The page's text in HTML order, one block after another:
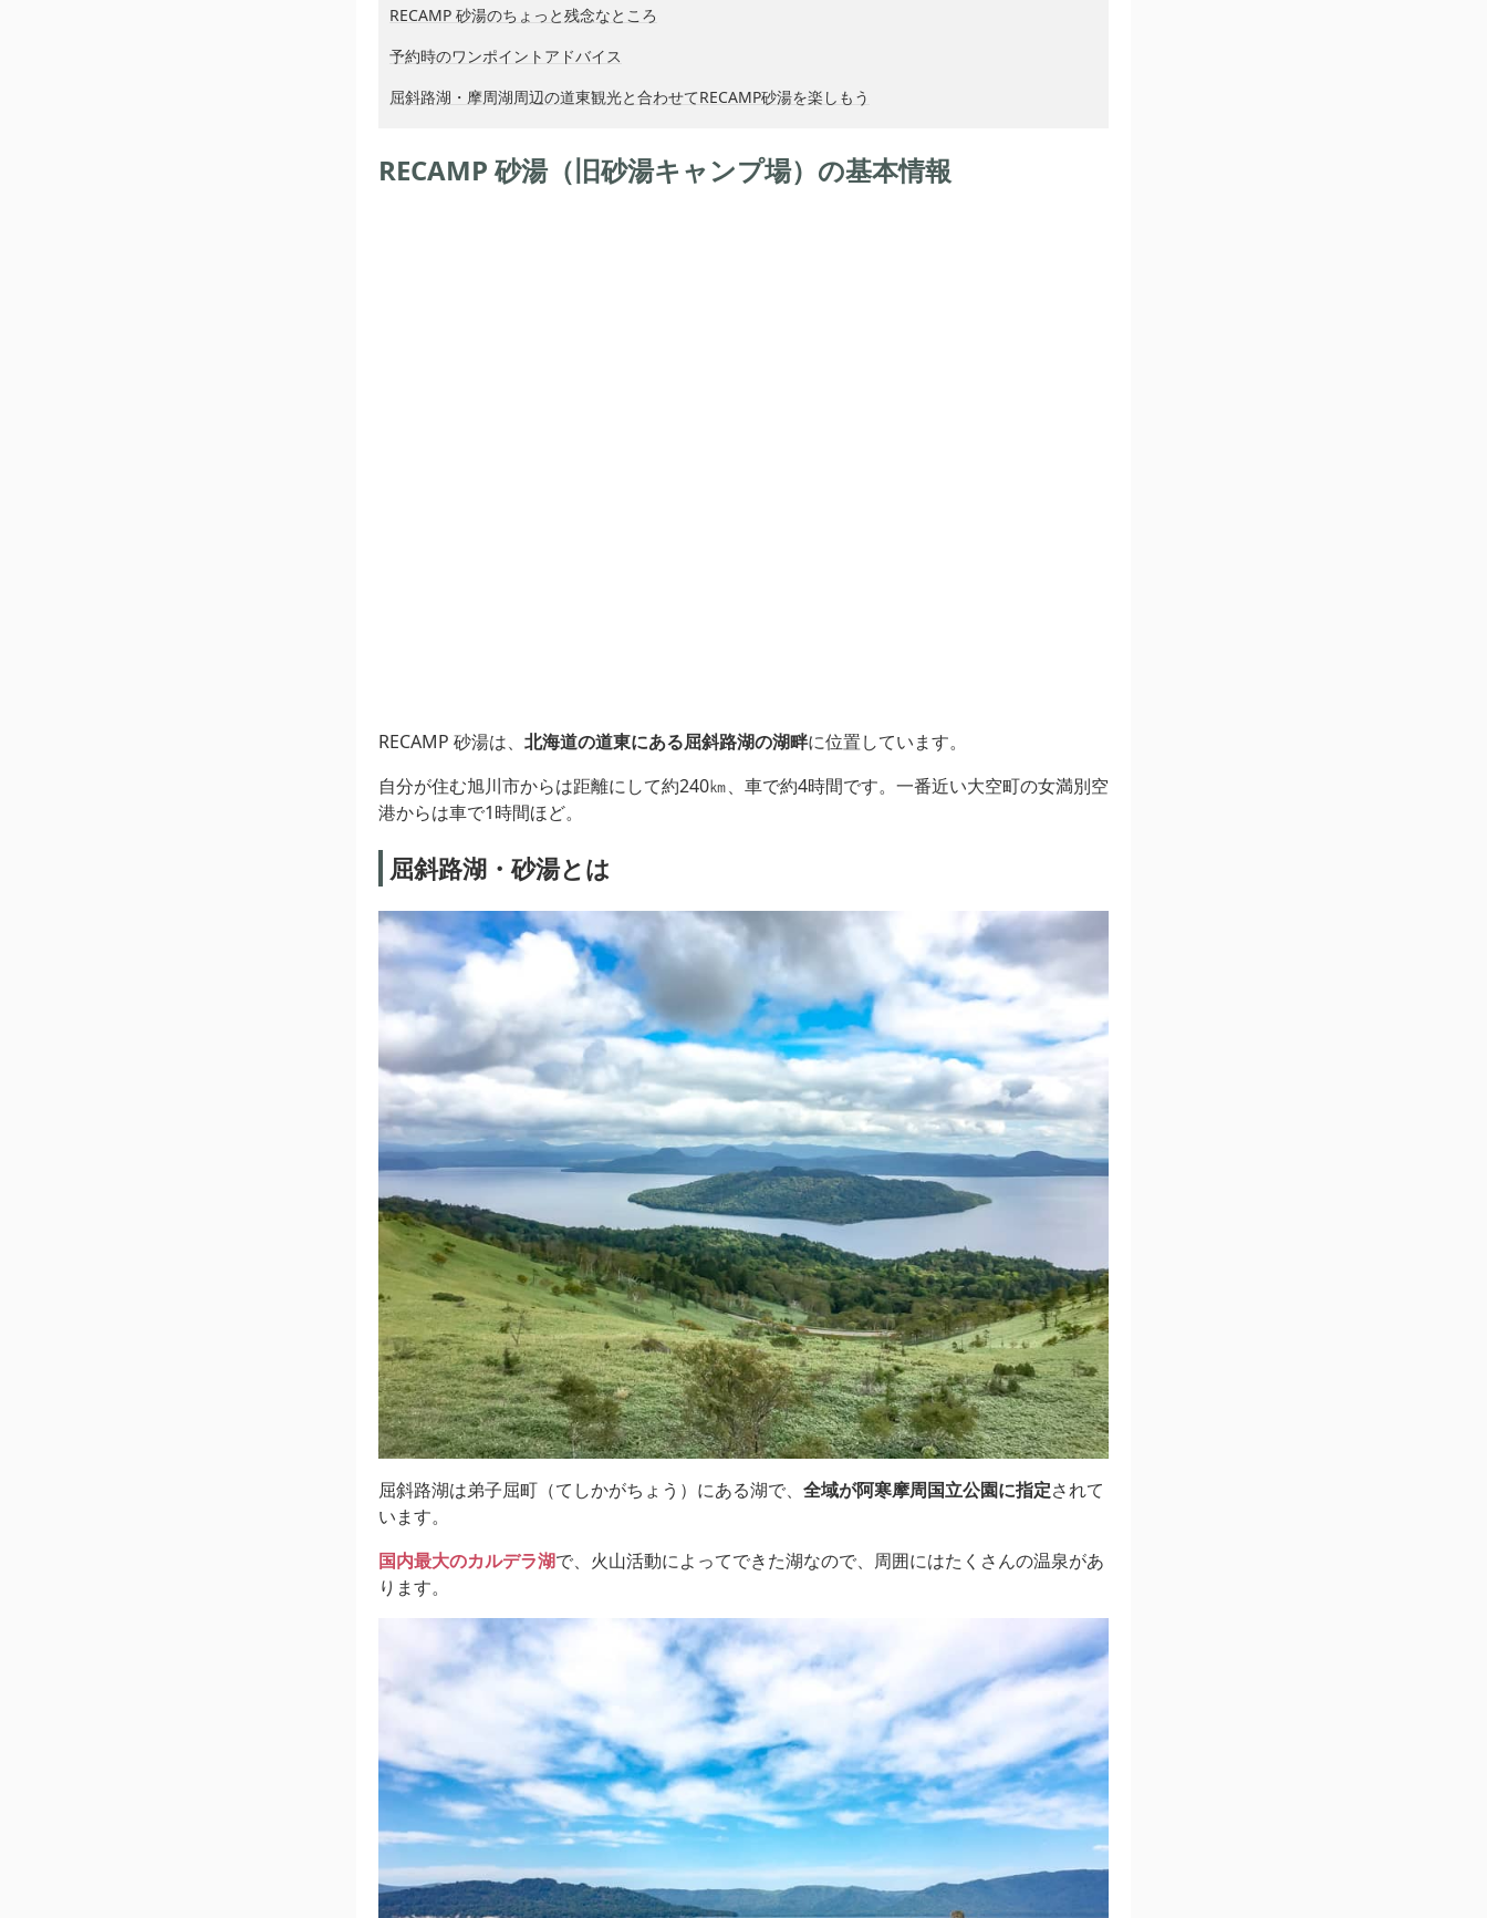
RECAMP 砂湯のちょっと残念なところ
予約時のワンポイントアドバイス
屈斜路湖・摩周湖周辺の道東観光と合わせてRECAMP砂湯を楽しもう
RECAMP 砂湯（旧砂湯キャンプ場）の基本情報
RECAMP 砂湯は、 北海道の道東にある屈斜路湖の湖畔に位置しています。
自分が住む旭川市からは距離にして約240㎞、車で約4時間です。一番近い大空町の女満別空
港からは車で1時間ほど。
屈斜路湖・砂湯とは
屈斜路湖は弟子屈町（てしかがちょう）にある湖で、 全域が阿寒摩周国立公園に指定されて
います。
国内最大のカルデラ湖で、火山活動によってできた湖なので、周囲にはたくさんの温泉があ
ります。